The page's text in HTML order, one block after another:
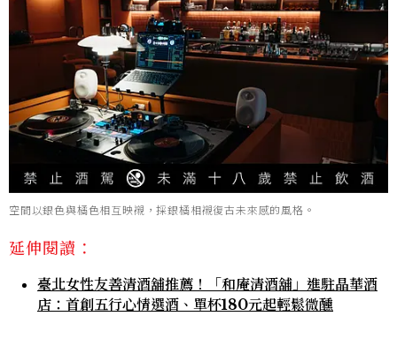
空間以銀色與橘色相互映襯，採銀橘相襯復古未來感的風格。
延伸閱讀：
臺北女性友善清酒舖推薦！「和庵清酒舖」進駐晶華酒
店：首創五行心情選酒、單杯180元起輕鬆微醺